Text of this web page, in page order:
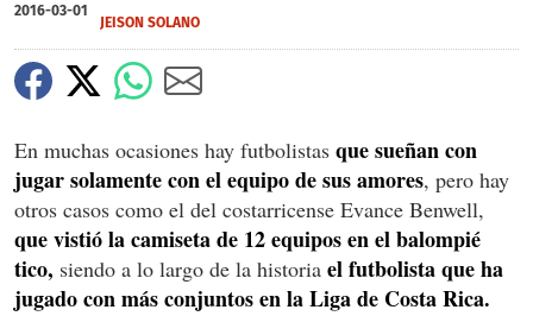
2016-03-01
JEISON SOLANO
En muchas ocasiones hay futbolistas que sueñan con
jugar solamente con el equipo de sus amores, pero hay
otros casos como el del costarricense Evance Benwell,
que vistió la camiseta de 12 equipos en el balompié
tico, siendo a lo largo de la historia el futbolista que ha
jugado con más conjuntos en la Liga de Costa Rica.